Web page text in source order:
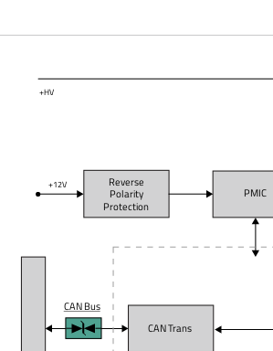
Reverse
Polarity
Protection
CAN Trans
PMIC
+12V
+HV
CAN Bus